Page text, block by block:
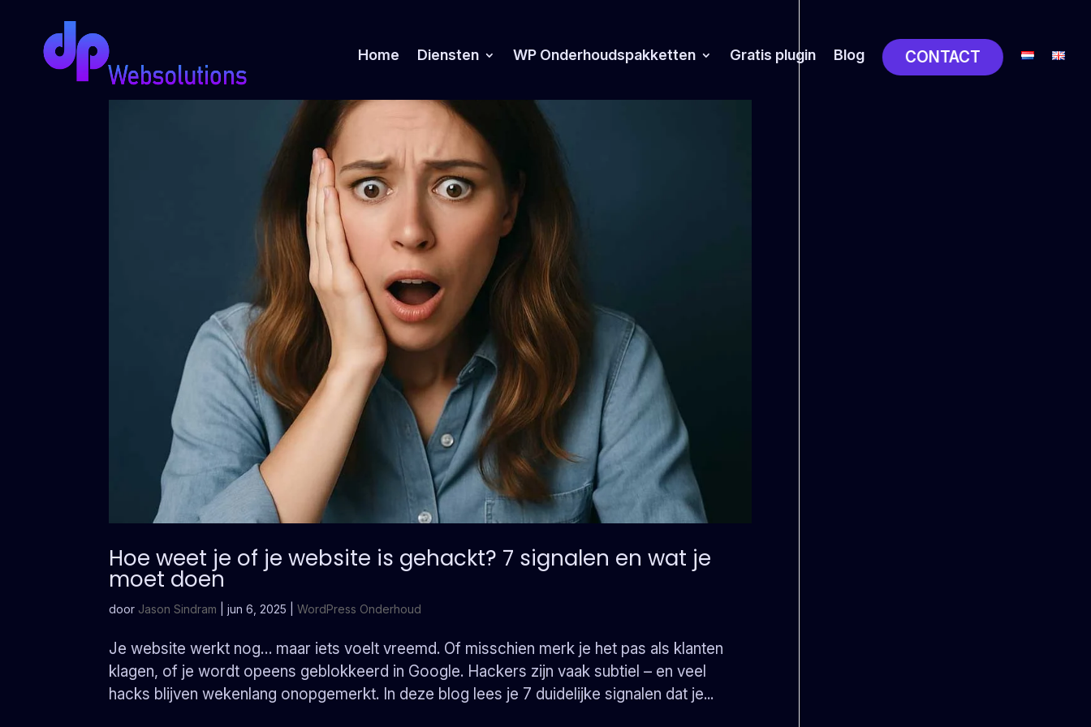
Home Diensten WP Onderhoudspakketten Gratis plugin Blog CONTACT
Hoe weet je of je website is gehackt? 7 signalen en wat je
moet doen
door Jason Sindram |jun 6, 2025 |WordPress Onderhoud
Je website werkt nog… maar iets voelt vreemd. Of misschien merk je het pas als klanten
klagen, of je wordt opeens geblokkeerd in Google. Hackers zijn vaak subtiel – en veel
hacks blijven wekenlang onopgemerkt. In deze blog lees je 7 duidelijke signalen dat je...